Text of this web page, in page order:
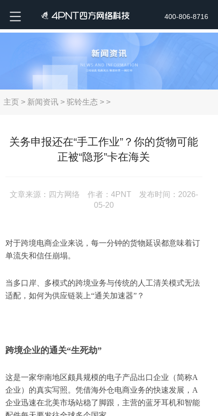
400-806-8716
主页> 新闻资讯> 驼铃生态 > >
关务申报还在“手工作业”？你的货物可能
正被“隐形”卡在海关
文章来源：四方网络 作者：4PNT 发布时间：2026-
05-20
对于跨境电商企业来说，每一分钟的货物延误都意味着订
单流失和信任崩塌。
当多口岸、多模式的跨境业务与传统的人工清关模式无法
适配，如何为供应链装上“通关加速器”？
跨境企业的通关“生死劫”
这是一家华南地区颇具规模的电子产品出口企业（简称A
企业）的真实写照。凭借海外仓电商业务的快速发展，A
企业迅速在北美市场站稳了脚跟，主营的蓝牙耳机和智能